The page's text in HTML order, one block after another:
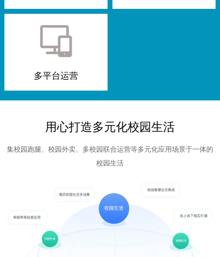
多平台运营
用心打造多元化校园生活
集校园跑腿、校园外卖、多校园联合运营等多元化应用场景于一体的
校园生活